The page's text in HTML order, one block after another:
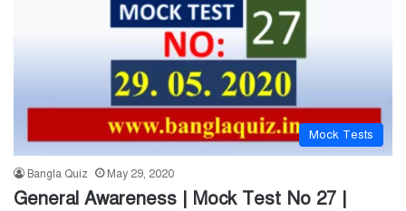
Mock Tests
Bangla Quiz May 29, 2020
General Awareness | Mock Test No 27 |